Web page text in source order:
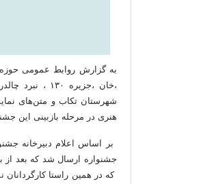
به گزارش روابط عمومی حوزه
،خان
شهرستان تکاب و متن‌های
هنری در مرحله بازبینی این